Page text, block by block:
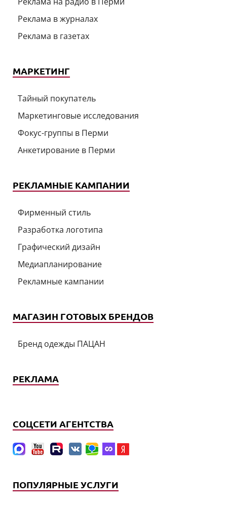
Реклама в журналах
Реклама в газетах
МАРКЕТИНГ
Тайный покупатель
Маркетинговые исследования
Фокус-группы в Перми
Анкетирование в Перми
РЕКЛАМНЫЕ КАМПАНИИ
Фирменный стиль
Разработка логотипа
Графический дизайн
Медиапланирование
Рекламные кампании
МАГАЗИН ГОТОВЫХ БРЕНДОВ
Бренд одежды ПАЦАН
РЕКЛАМА
СОЦСЕТИ АГЕНТСТВА
ПОПУЛЯРНЫЕ УСЛУГИ